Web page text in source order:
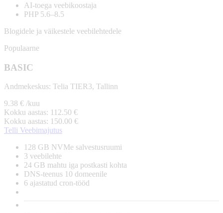
AI-toega veebikoostaja
PHP 5.6–8.5
Blogidele ja väikestele veebilehtedele
Populaarne
BASIC
Andmekeskus: Telia TIER3, Tallinn
9.38 € /kuu
Kokku aastas: 112.50 €
Kokku aastas: 150.00 €
Telli Veebimajutus
128 GB NVMe salvestusruumi
3 veebilehte
24 GB mahtu iga postkasti kohta
DNS-teenus 10 domeenile
6 ajastatud cron-tööd